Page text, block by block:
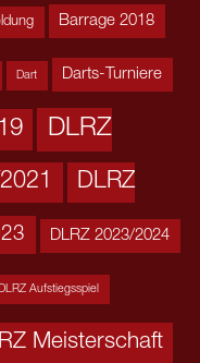
Barrage 2018
Dart Darts-Turniere
DLRZ
DLRZ
DLRZ 2023/2024
Aufstiegsspiel
Meisterschaft